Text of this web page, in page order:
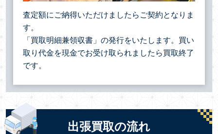
査定額にご納得いただけましたらご契約となりま
す。
「買取明細兼領収書」の発行をいたします。買い
取り代金を現金でお受け取られましたら買取終了
です。
出張買取の流れ